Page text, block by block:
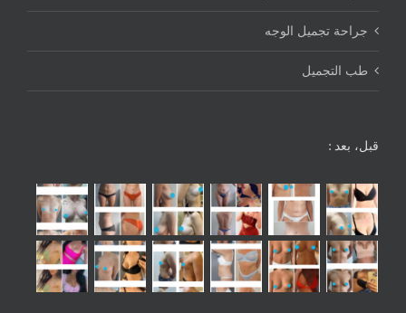
جراحة تجميل الوجه
طب التجميل
قبل، بعد :